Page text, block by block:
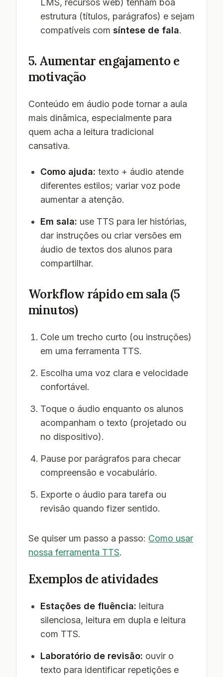
LMS, recursos web) tenham boa
estrutura (títulos, parágrafos) e sejam
compatíveis com síntese de fala.
5. Aumentar engajamento e
motivação
Conteúdo em áudio pode tornar a aula
mais dinâmica, especialmente para
quem acha a leitura tradicional
cansativa.
Como ajuda: texto + áudio atende
diferentes estilos; variar voz pode
aumentar a atenção.
Em sala: use TTS para ler histórias,
dar instruções ou criar versões em
áudio de textos dos alunos para
compartilhar.
Workflow rápido em sala (5
minutos)
Cole um trecho curto (ou instruções)
em uma ferramenta TTS.
Escolha uma voz clara e velocidade
confortável.
Toque o áudio enquanto os alunos
acompanham o texto (projetado ou
no dispositivo).
Pause por parágrafos para checar
compreensão e vocabulário.
Exporte o áudio para tarefa ou
revisão quando fizer sentido.
Se quiser um passo a passo: Como usar
nossa ferramenta TTS.
Exemplos de atividades
Estações de fluência: leitura
silenciosa, leitura em dupla e leitura
com TTS.
Laboratório de revisão: ouvir o
texto para identificar repetições e